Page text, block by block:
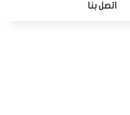
اتصل بنا